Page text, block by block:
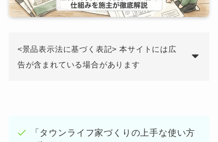
<景品表示法に基づく表記> 本サイトには広
告が含まれている場合があります
「タウンライフ家づくりの上手な使い方